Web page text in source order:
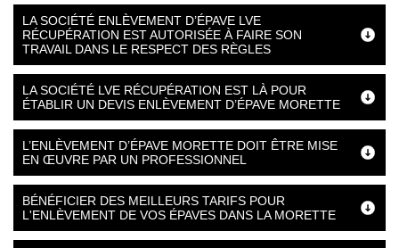
LA SOCIÉTÉ ENLÈVEMENT D’ÉPAVE LVE
RÉCUPÉRATION EST AUTORISÉE À FAIRE SON
TRAVAIL DANS LE RESPECT DES RÈGLES
LA SOCIÉTÉ LVE RÉCUPÉRATION EST LÀ POUR
ÉTABLIR UN DEVIS ENLÈVEMENT D’ÉPAVE MORETTE
L’ENLÈVEMENT D’ÉPAVE MORETTE DOIT ÊTRE MISE
EN ŒUVRE PAR UN PROFESSIONNEL
BÉNÉFICIER DES MEILLEURS TARIFS POUR
L'ENLÈVEMENT DE VOS ÉPAVES DANS LA MORETTE